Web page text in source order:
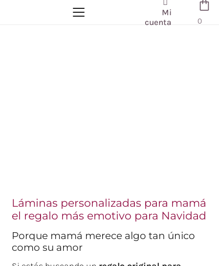
Mi
cuenta
0
Láminas personalizadas para mamá
el regalo más emotivo para Navidad
Porque mamá merece algo tan único
como su amor